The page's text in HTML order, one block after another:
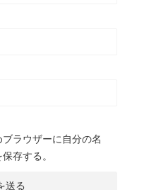
ラウザーに自分の名
存する。